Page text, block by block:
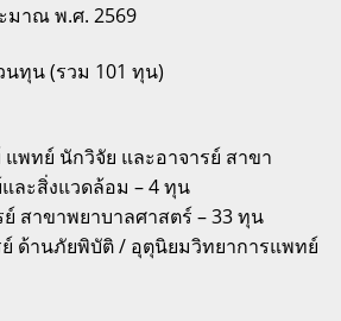
มาณ พ.ศ. 2569
นทุน (รวม 101 ทุน)
พทย์ นักวิจัย และอาจารย์ สาขา
ละสิ่งแวดล้อม – 4 ทุน
สาขาพยาบาลศาสตร์ – 33 ทุน
ด้านภัยพิบัติ / อุตุนิยมวิทยาการแพทย์